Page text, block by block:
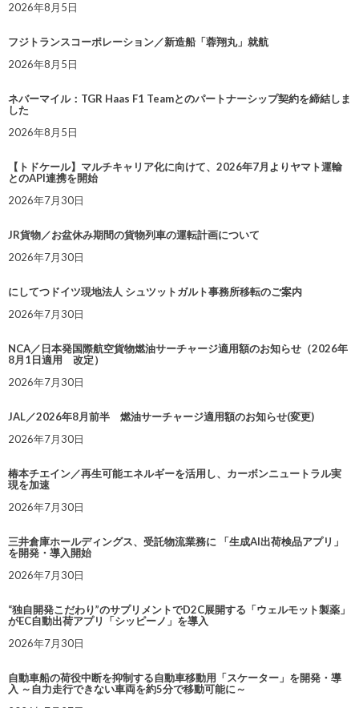
2026年8月5日
フジトランスコーポレーション／新造船「蓉翔丸」就航
2026年8月5日
ネバーマイル：TGR Haas F1 Teamとのパートナーシップ契約を締結しま
した
2026年8月5日
【トドケール】マルチキャリア化に向けて、2026年7月よりヤマト運輸
とのAPI連携を開始
2026年7月30日
JR貨物／お盆休み期間の貨物列車の運転計画について
2026年7月30日
にしてつドイツ現地法人 シュツットガルト事務所移転のご案内
2026年7月30日
NCA／日本発国際航空貨物燃油サーチャージ適用額のお知らせ（2026年
8月1日適用 改定）
2026年7月30日
JAL／2026年8月前半 燃油サーチャージ適用額のお知らせ(変更)
2026年7月30日
椿本チエイン／再生可能エネルギーを活用し、カーボンニュートラル実
現を加速
2026年7月30日
三井倉庫ホールディングス、受託物流業務に 「生成AI出荷検品アプリ」
を開発・導入開始
2026年7月30日
“独自開発こだわり”のサプリメントでD2C展開する「ウェルモット製薬」
がEC自動出荷アプリ「シッピーノ」を導入
2026年7月30日
自動車船の荷役中断を抑制する自動車移動用「スケーター」を開発・導
入 ～自力走行できない車両を約5分で移動可能に～